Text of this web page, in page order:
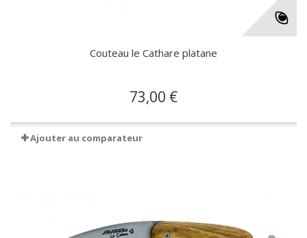
Couteau le Cathare platane
73,00 €
Ajouter au comparateur